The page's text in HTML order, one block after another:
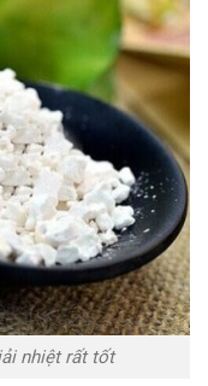
nhiệt rất tốt